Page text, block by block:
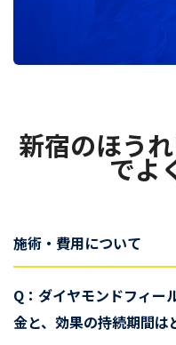
新宿のほう
でよ
施術・費用について
Q：ダイヤモンドフィー
金と、効果の持続期間は